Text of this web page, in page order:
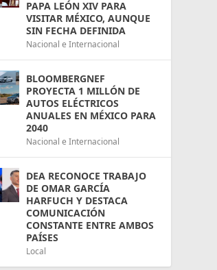
PAPA LEÓN XIV PARA
VISITAR MÉXICO, AUNQUE
SIN FECHA DEFINIDA
Nacional e Internacional
BLOOMBERGNEF
PROYECTA 1 MILLÓN DE
AUTOS ELÉCTRICOS
ANUALES EN MÉXICO PARA
2040
Nacional e Internacional
DEA RECONOCE TRABAJO
DE OMAR GARCÍA
HARFUCH Y DESTACA
COMUNICACIÓN
CONSTANTE ENTRE AMBOS
PAÍSES
Local